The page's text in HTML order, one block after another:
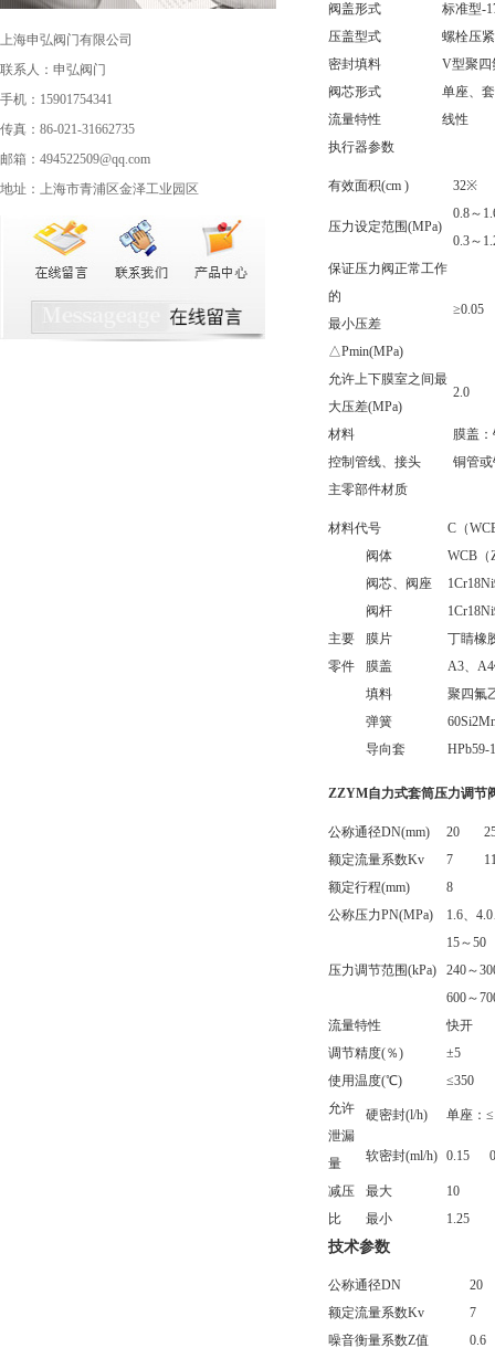
上海申弘阀门有限公司
联系人：申弘阀门
手机：15901754341
传真：86-021-31662735
邮箱：494522509@qq.com
地址：上海市青浦区金泽工业园区
阀盖形式
标准型-
压盖型式
螺栓压
密封填料
V型聚四
阀芯形式
单座、
流量特性
线性
执行器参数
有效面积(cm ) 32※
压力设定范围(MPa)
0.8～
0.3～
保证压力阀正常工作
的
最小压差
△Pmin(MPa)
≥0.05
允许上下膜室之间最
大压差(MPa)
2.0
材料
膜盖
控制管线、接头
铜管
主零部件材质
材料代号 C（
主要
零件
阀体
WCB（
阀芯、阀座
阀杆
膜片
丁睛橡
膜盖
A3、
填料
聚四氟
弹簧
导向套
HPb59-1
ZZYM自力式套筒压力调节
公称通径DN(mm) 20
额定流量系数Kv
7
额定行程(mm)
8
公称压力PN(MPa)
1.6、
压力调节范围(kPa)
15～
240～
600～
流量特性
快开
调节精度(％)
±5
使用温度(℃)
≤350
允许
泄漏
量
硬密封(l/h) 单座：
软密封(ml/h) 0.15
减压
比
最大
10
最小
1.25
技术参数
公称通径DN
20
额定流量系数Kv
7
噪音衡量系数Z值
0.6